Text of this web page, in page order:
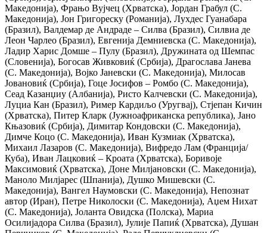
Македонија), Фрањо Вујчец (Хрватска), Јордан Грабул (С.
Македонија), Јон Григореску (Романија), Лухдес Гуанабара
(Бразил), Валдемар де Андраде – Силва (Бразил), Силвиа де
Леон Чарлео (Бразил), Евгенија Демниевска (С. Македонија),
Ладир Харис Домше – Пулу (Бразил), Дружината од Шемпас
(Словенија), Богосав Живковиќ (Србија), Драгослава Јанева
(С. Македонија), Војко Јаневски (С. Македонија), Милосав
Јовановиќ (Србија), Гоце Јосифов – Ромбо (С. Македонија),
Сеад Казанџиу (Албанија), Ристо Калчевски (С. Македонија),
Луциа Кан (Бразил), Ример Кардиљо (Уругвај), Стјепан Кичин
(Хрватска), Питер Кларк (Јужноафриканска република), Јано
Књазовиќ (Србија), Димитар Кондовски (С. Македонија),
Димче Коцо (С. Македонија), Иван Кузмиак (Хрватска),
Михаил Лазаров (С. Македонија), Вифредо Лам (Франција/
Куба), Иван Лацковиќ – Кроата (Хрватска), Боривоје
Максимовиќ (Хрватска), Доне Милјановски (С. Македонија),
Маноло Милјарес (Шпанија), Душко Мишевски (С.
Македонија), Вангел Наумовски (С. Македонија), Непознат
автор (Иран), Петре Николоски (С. Македонија), Аџем Нихат
(С. Македонија), Јоланта Овидска (Полска), Мариа
Осилијадора Силва (Бразил), Јулије Папиќ (Хрватска), Душан